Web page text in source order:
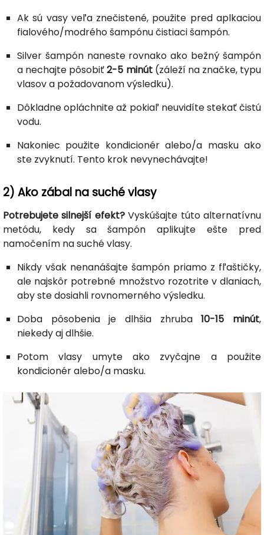
Ak sú vasy veľa znečistené, použite pred aplkaciou
fialového/modrého šampónu čistiaci šampón.
Silver šampón naneste rovnako ako bežný šampón
a nechajte pôsobiť2-5 minút(záleží na značke, typu
vlasov a požadovanom výsledku).
Dôkladne opláchnite až pokiaľ neuvidíte stekať čistú
vodu.
Nakoniec použite kondicionér alebo/a masku ako
ste zvyknutí. Tento krok nevynechávajte!
2) Ako zábal na suché vlasy
Potrebujete silnejší efekt?Vyskúšajte túto alternatívnu
metódu, kedy sa šampón aplikujte ešte pred
namočením na suché vlasy.
Nikdy však nenanášajte šampón priamo z fľaštičky,
ale najskôr potrebné množstvo rozotrite v dlaniach,
aby ste dosiahli rovnomerného výsledku.
Doba pôsobenia je dlhšia zhruba10-15 minút,
niekedy aj dlhšie.
Potom vlasy umyte ako zvyčajne a použite
kondicionér alebo/a masku.